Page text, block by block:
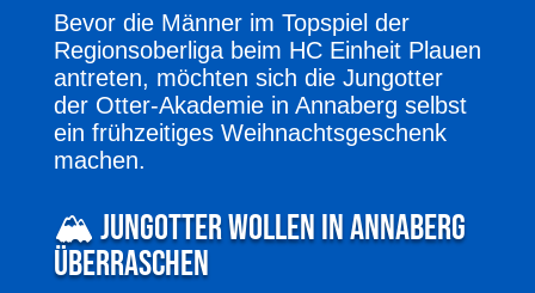
Bevor die Männer im Topspiel der
Regionsoberliga beim HC Einheit Plauen
antreten, möchten sich die Jungotter
der Otter-Akademie in Annaberg selbst
ein frühzeitiges Weihnachtsgeschenk
machen.
🏔️ Jungotter wollen in Annaberg
überraschen